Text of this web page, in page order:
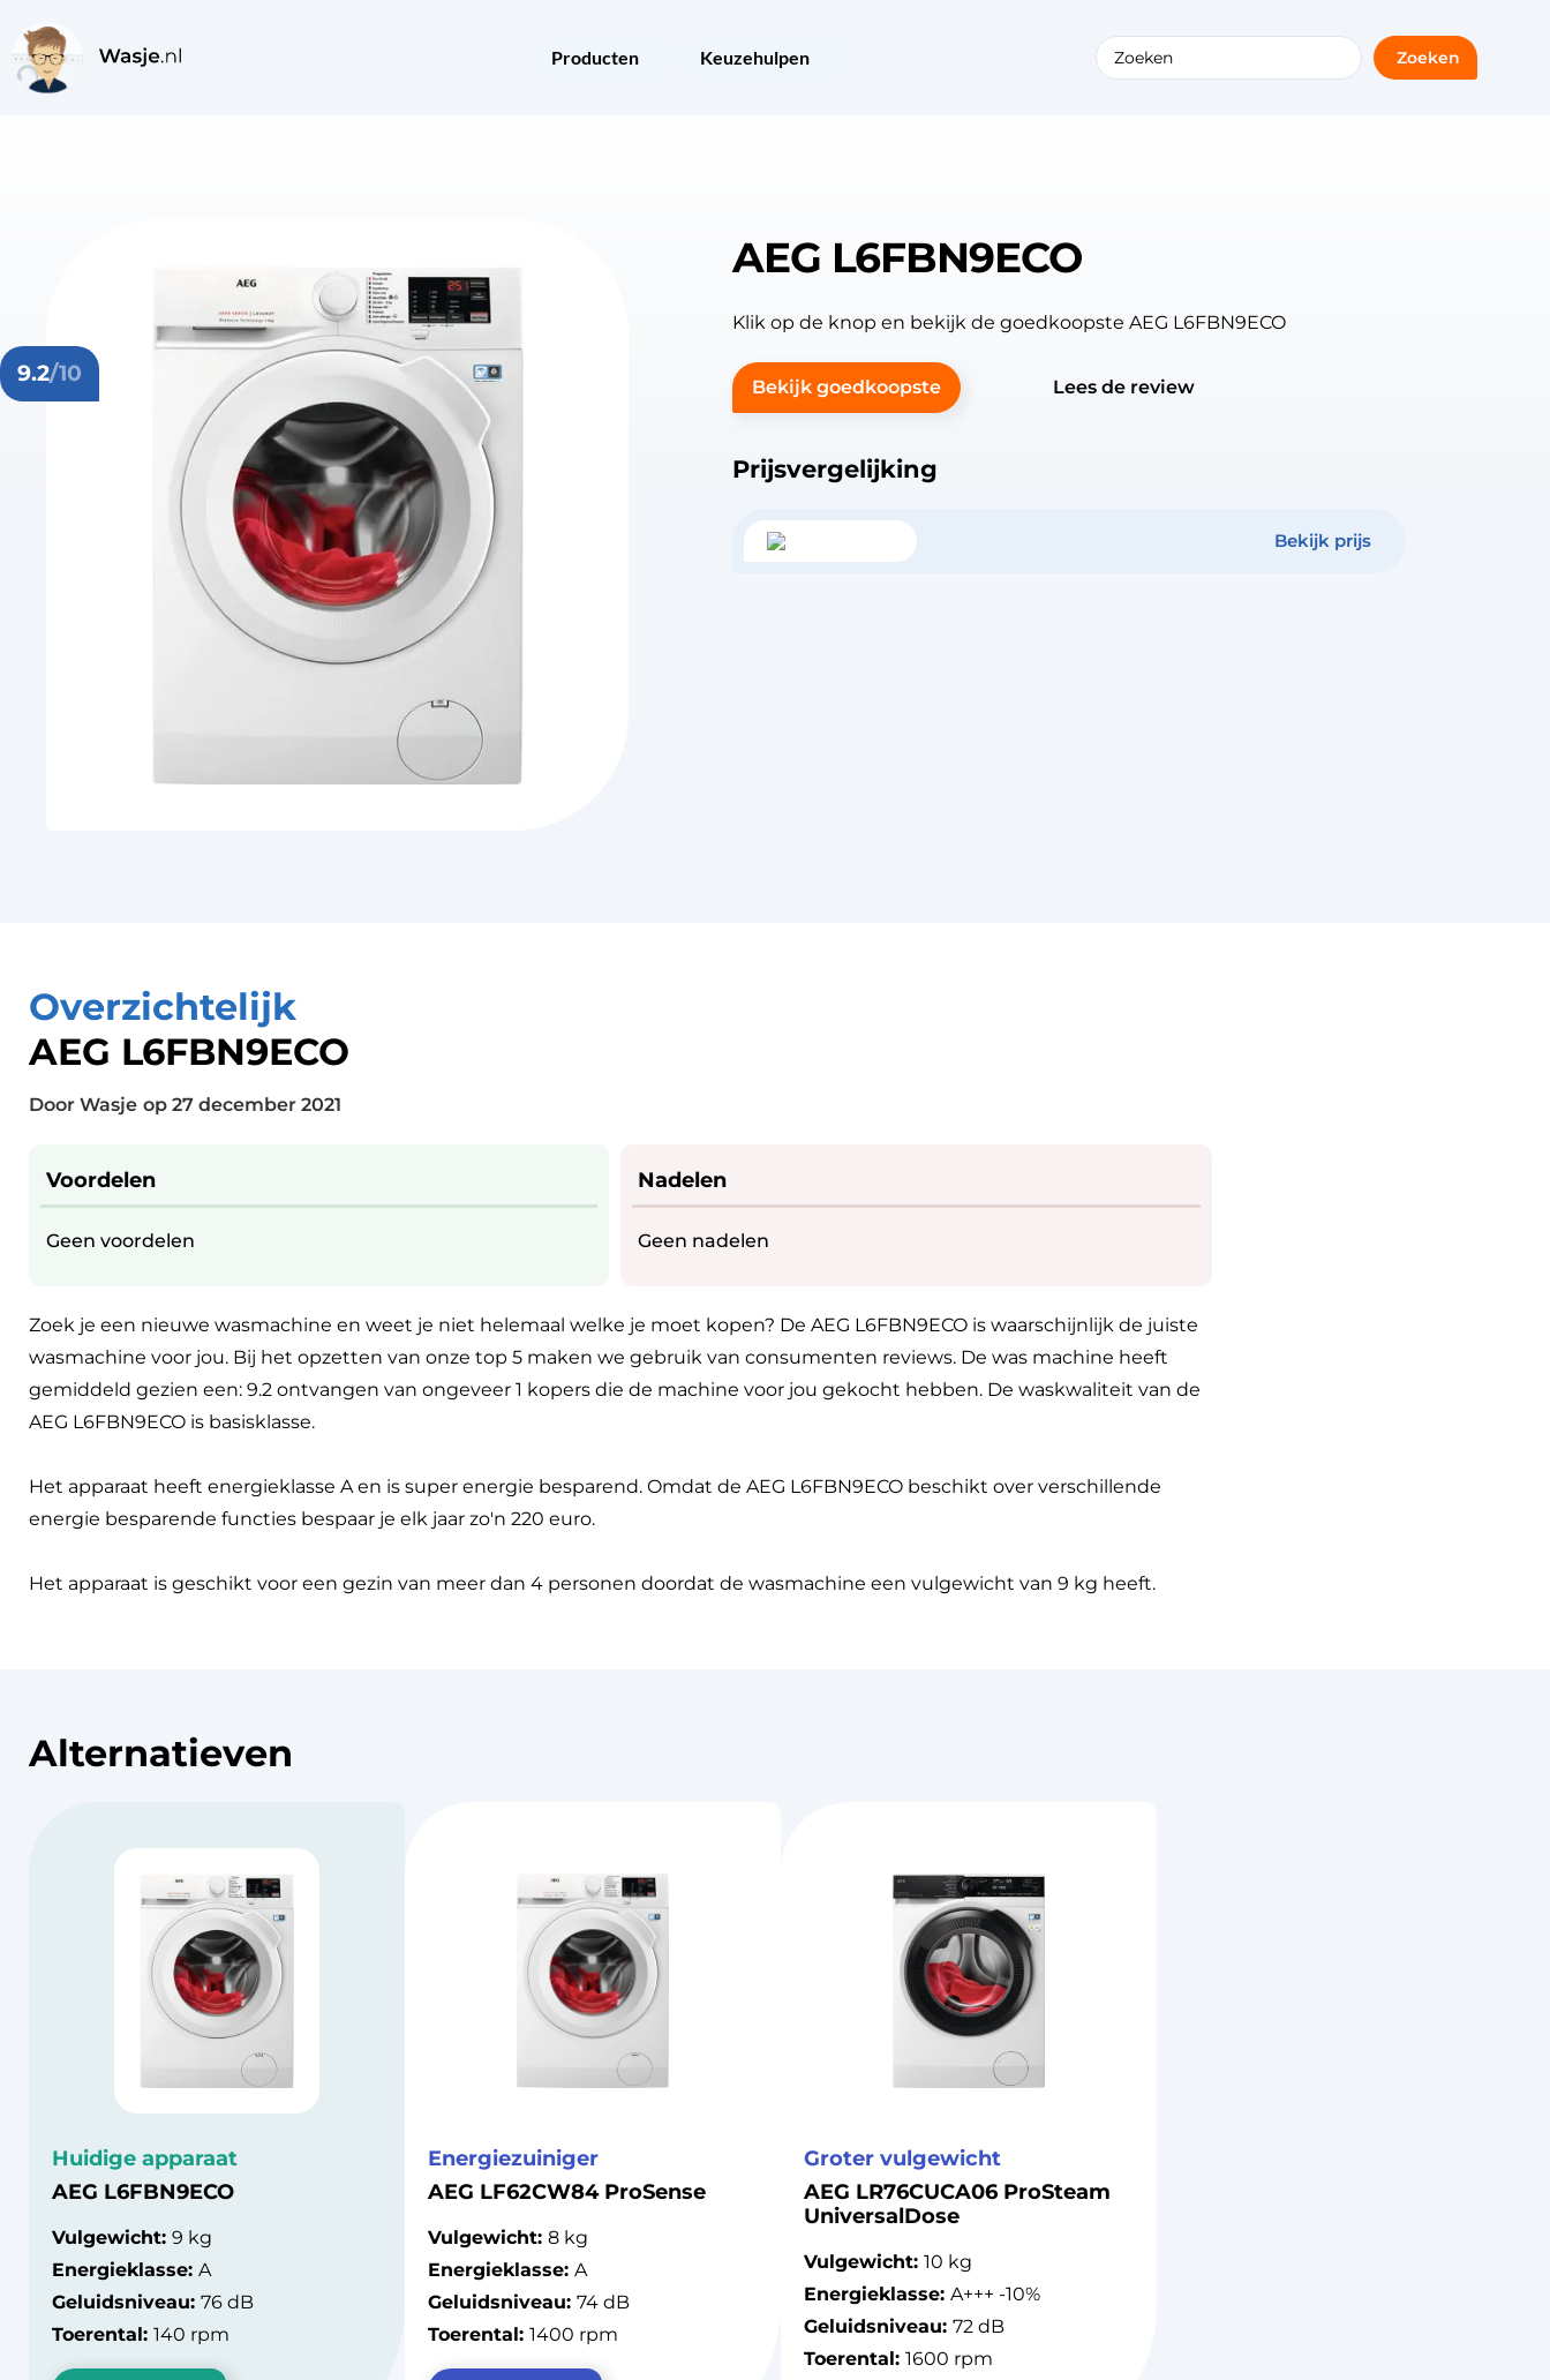
Producten Keuzehulpen Zoeken
9.2/10
AEG L6FBN9ECO
Klik op de knop en bekijk de goedkoopste AEG L6FBN9ECO
Bekijk goedkoopste Lees de review
Prijsvergelijking
Bekijk prijs
Overzichtelijk
AEG L6FBN9ECO
Door Wasje op 27 december 2021
Voordelen
Geen voordelen
Nadelen
Geen nadelen
Zoek je een nieuwe wasmachine en weet je niet helemaal welke je moet kopen? De AEG L6FBN9ECO is waarschijnlijk de juiste
wasmachine voor jou. Bij het opzetten van onze top 5 maken we gebruik van consumenten reviews. De was machine heeft
gemiddeld gezien een: 9.2 ontvangen van ongeveer 1 kopers die de machine voor jou gekocht hebben. De waskwaliteit van de
AEG L6FBN9ECO is basisklasse.
Het apparaat heeft energieklasse A en is super energie besparend. Omdat de AEG L6FBN9ECO beschikt over verschillende
energie besparende functies bespaar je elk jaar zo'n 220 euro.
Het apparaat is geschikt voor een gezin van meer dan 4 personen doordat de wasmachine een vulgewicht van 9 kg heeft.
Alternatieven
Huidige apparaat
AEG L6FBN9ECO
Vulgewicht: 9 kg
Energieklasse: A
Geluidsniveau: 76 dB
Toerental: 140 rpm
Energiezuiniger
AEG LF62CW84 ProSense
Vulgewicht: 8 kg
Energieklasse: A
Geluidsniveau: 74 dB
Toerental: 1400 rpm
Groter vulgewicht
AEG LR76CUCA06 ProSteam
UniversalDose
Vulgewicht: 10 kg
Energieklasse: A+++ -10%
Geluidsniveau: 72 dB
Toerental: 1600 rpm